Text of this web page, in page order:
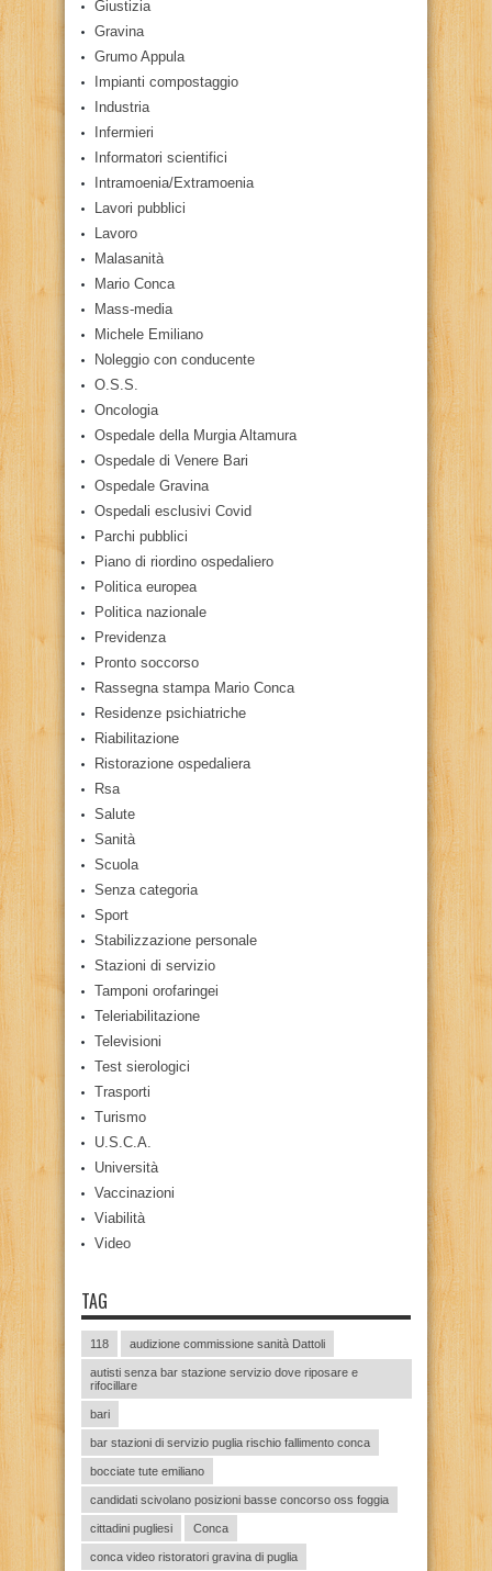
Giustizia
Gravina
Grumo Appula
Impianti compostaggio
Industria
Infermieri
Informatori scientifici
Intramoenia/Extramoenia
Lavori pubblici
Lavoro
Malasanità
Mario Conca
Mass-media
Michele Emiliano
Noleggio con conducente
O.S.S.
Oncologia
Ospedale della Murgia Altamura
Ospedale di Venere Bari
Ospedale Gravina
Ospedali esclusivi Covid
Parchi pubblici
Piano di riordino ospedaliero
Politica europea
Politica nazionale
Previdenza
Pronto soccorso
Rassegna stampa Mario Conca
Residenze psichiatriche
Riabilitazione
Ristorazione ospedaliera
Rsa
Salute
Sanità
Scuola
Senza categoria
Sport
Stabilizzazione personale
Stazioni di servizio
Tamponi orofaringei
Teleriabilitazione
Televisioni
Test sierologici
Trasporti
Turismo
U.S.C.A.
Università
Vaccinazioni
Viabilità
Video
TAG
118 audizione commissione sanità Dattoli
autisti senza bar stazione servizio dove riposare e
rifocillare
bari
bar stazioni di servizio puglia rischio fallimento conca
bocciate tute emiliano
candidati scivolano posizioni basse concorso oss foggia
cittadini pugliesi Conca
conca video ristoratori gravina di puglia